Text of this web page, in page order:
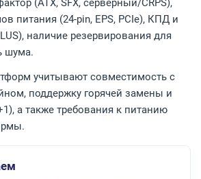
(ATX, SFX, серверный/CRPS),
питания (24-pin, EPS, PCIe), КПД и
наличие резервирования для
шума.
учитывают совместимость с
поддержку горячей замены и
а также требования к питанию